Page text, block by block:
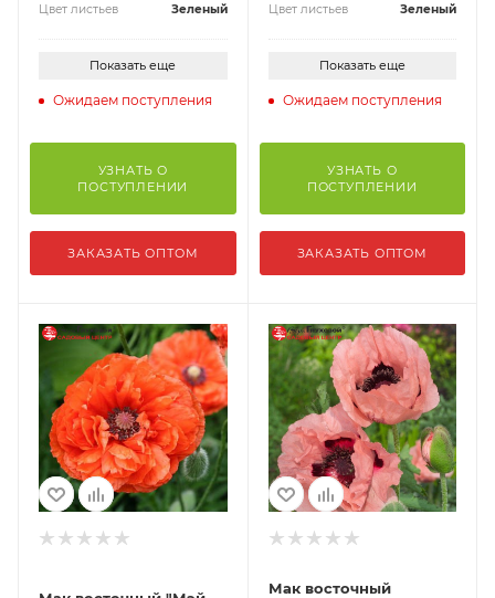
Цвет листьев Зеленый
Показать еще
Ожидаем поступления
УЗНАТЬ О
ПОСТУПЛЕНИИ
ЗАКАЗАТЬ ОПТОМ
Цвет листьев Зеленый
Показать еще
Ожидаем поступления
УЗНАТЬ О
ПОСТУПЛЕНИИ
ЗАКАЗАТЬ ОПТОМ
Мак восточный